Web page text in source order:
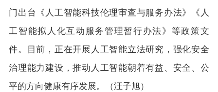
门出台《人工智能科技伦理审查与服务办法》《人
工智能拟人化互动服务管理暂行办法》等政策文
件。目前，正在开展人工智能立法研究，强化安全
治理能力建设，推动人工智能朝着有益、安全、公
平的方向健康有序发展。（汪子旭）